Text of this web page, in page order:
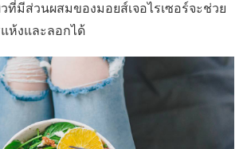
ที่มีส่วนผสมของมอยส์เจอไรเซอร์จะช่วย
ห้งและลอกได้